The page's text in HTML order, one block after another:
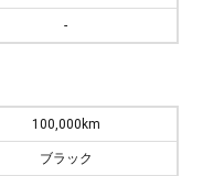
-
100,000km
ブラック